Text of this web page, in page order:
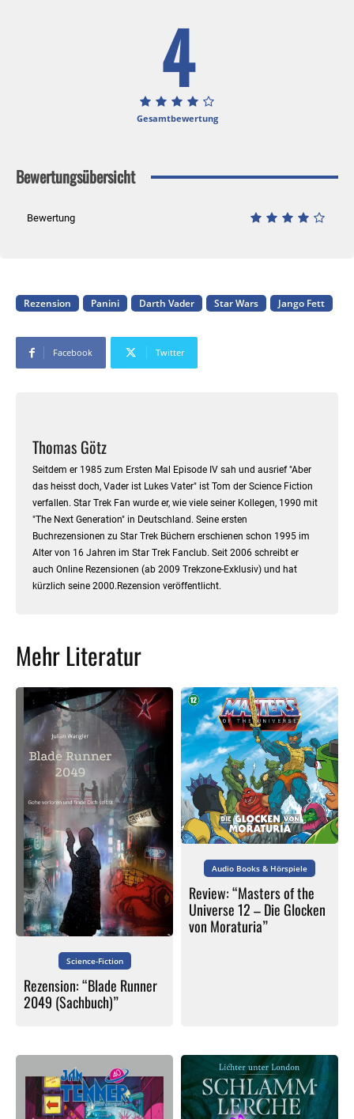
4
Gesamtbewertung
Bewertungsübersicht
Bewertung
Rezension Panini Darth Vader Star Wars Jango Fett
Facebook Twitter
Thomas Götz
Seitdem er 1985 zum Ersten Mal Episode IV sah und ausrief "Aber
das heisst doch, Vader ist Lukes Vater" ist Tom der Science Fiction
verfallen. Star Trek Fan wurde er, wie viele seiner Kollegen, 1990 mit
"The Next Generation" in Deutschland. Seine ersten
Buchrezensionen zu Star Trek Büchern erschienen schon 1995 im
Alter von 16 Jahren im Star Trek Fanclub. Seit 2006 schreibt er
auch Online Rezensionen (ab 2009 Trekzone-Exklusiv) und hat
kürzlich seine 2000.Rezension veröffentlicht.
Mehr Literatur
Science-Fiction
Rezension: “Blade Runner
2049 (Sachbuch)”
Audio Books & Hörspiele
Review: “Masters of the
Universe 12 – Die Glocken
von Moraturia”